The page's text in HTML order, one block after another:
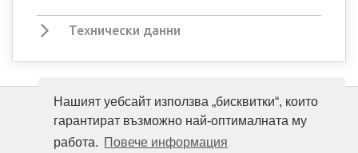
Нашият уебсайт използва „бисквитки“, които
гарантират възможно най-оптималната му
работа. Повече информация
Технически данни